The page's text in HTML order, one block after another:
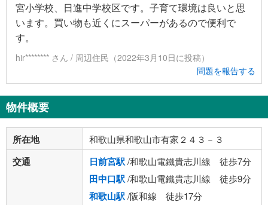
宮小学校、日進中学校区です。子育て環境は良いと思
います。買い物も近くにスーパーがあるので便利で
す。
hir******** さん / 周辺住民（2022年3月10日に投稿）
問題を報告する
物件概要
所在地 和歌山県和歌山市有家２４３－３
交通 日前宮駅/和歌山電鐵貴志川線 徒歩7分
田中口駅/和歌山電鐵貴志川線 徒歩9分
和歌山駅/阪和線 徒歩17分